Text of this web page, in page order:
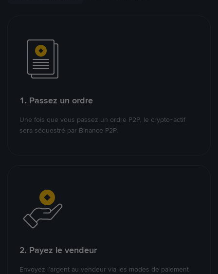
1. Passez un ordre
Une fois que vous passez un ordre P2P, le crypto-actif
sera séquestré par Binance P2P.
2. Payez le vendeur
Envoyez l’argent au vendeur via les modes de paiement